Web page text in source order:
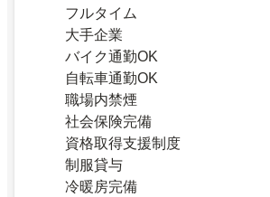
フルタイム
大手企業
バイク通勤OK
自転車通勤OK
職場内禁煙
社会保険完備
資格取得支援制度
制服貸与
冷暖房完備